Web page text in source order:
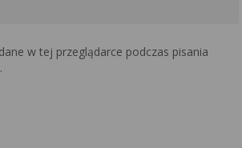
w tej przeglądarce podczas pisania